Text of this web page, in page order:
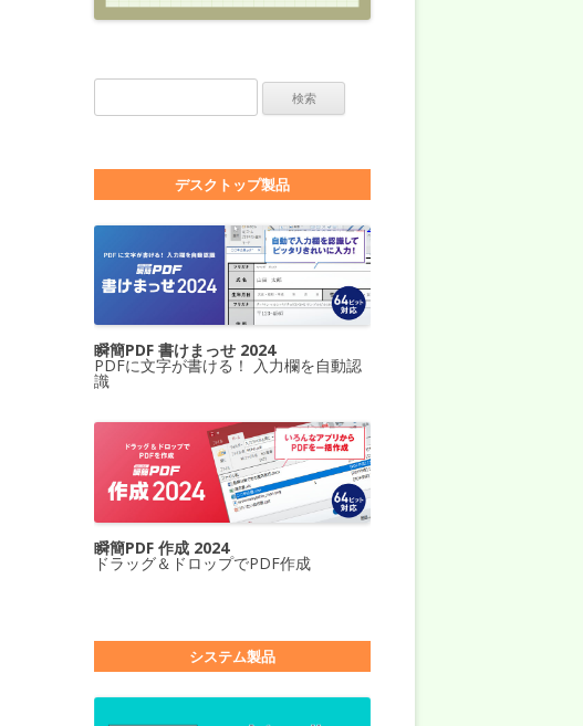
デスクトップ製品
瞬簡PDF 書けまっせ 2024
PDFに文字が書ける！ 入力欄を自動認
識
瞬簡PDF 作成 2024
ドラッグ＆ドロップでPDF作成
システム製品